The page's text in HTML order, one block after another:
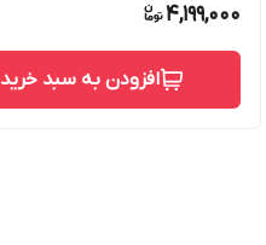
4,199,000
افزودن به سبد خرید